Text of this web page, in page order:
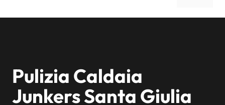
Pulizia Caldaia
Junkers Santa Giulia